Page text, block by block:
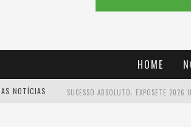
HOME
NOTÍCIAS